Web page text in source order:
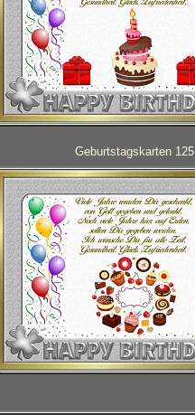
Geburtstagskarten 125